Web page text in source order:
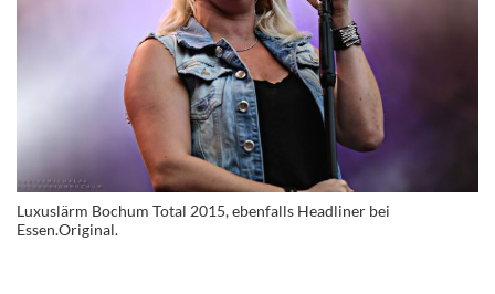
Luxuslärm Bochum Total 2015, ebenfalls Headliner bei
Essen.Original.